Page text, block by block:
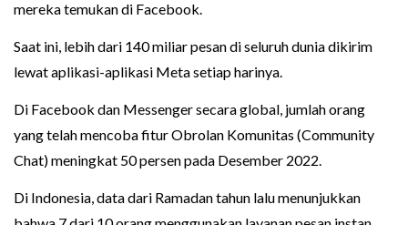
mereka temukan di Facebook.
Saat ini, lebih dari 140 miliar pesan di seluruh dunia dikirim
lewat aplikasi-aplikasi Meta setiap harinya.
Di Facebook dan Messenger secara global, jumlah orang
yang telah mencoba fitur Obrolan Komunitas (Community
Chat) meningkat 50 persen pada Desember 2022.
Di Indonesia, data dari Ramadan tahun lalu menunjukkan